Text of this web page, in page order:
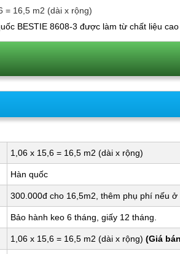
= 16,5 m2 (dài x rộng)
BESTIE 8608-3 được làm từ chất liệu
1,06 x 15,6 = 16,5 m2 (dài x rộng)
Hàn quốc
300.000đ cho 16,5m2, thêm phụ phí nếu
Bảo hành keo 6 tháng, giấy 12 tháng.
1,06 x 15,6 = 16,5 m2 (dài x rộng) (Giá